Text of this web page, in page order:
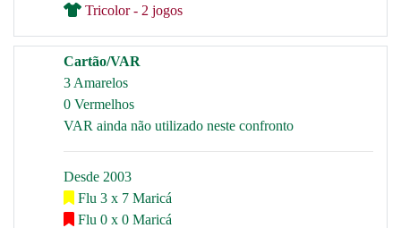
Tricolor - 2 jogos
Cartão/VAR
3 Amarelos
0 Vermelhos
VAR ainda não utilizado neste confronto
Desde 2003
Flu 3 x 7 Maricá
Flu 0 x 0 Maricá